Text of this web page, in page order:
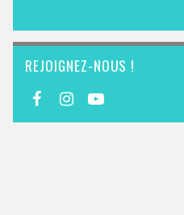
REJOIGNEZ-NOUS !